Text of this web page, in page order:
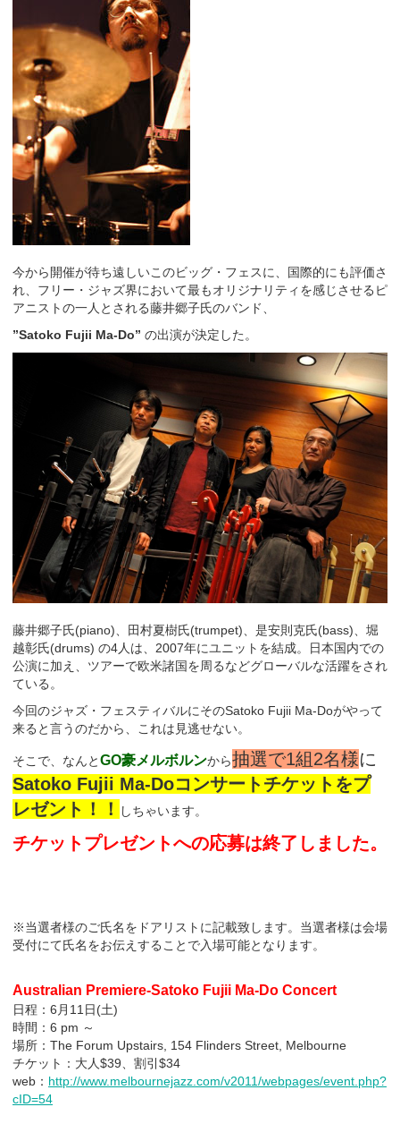
今から開催が待ち遠しいこのビッグ・フェスに、国際的にも評価さ
れ、フリー・ジャズ界において最もオリジナリティを感じさせるピ
アニストの一人とされる藤井郷子氏のバンド、
”Satoko Fujii Ma-Do” の出演が決定した。
藤井郷子氏(piano)、田村夏樹氏(trumpet)、是安則克氏(bass)、堀
越彰氏(drums) の4人は、2007年にユニットを結成。日本国内での
公演に加え、ツアーで欧米諸国を周るなどグローバルな活躍をされ
ている。
今回のジャズ・フェスティバルにそのSatoko Fujii Ma-Doがやって
来ると言うのだから、これは見逃せない。
そこで、なんとGO豪メルボルンから抽選で1組2名様に
Satoko Fujii Ma-Doコンサートチケットをプ
レゼント！！
しちゃいます。
チケットプレゼントへの応募は終了しました。
※当選者様のご氏名をドアリストに記載致します。当選者様は会場
受付にて氏名をお伝えすることで入場可能となります。
Australian Premiere-Satoko Fujii Ma-Do Concert
日程：6月11日(土)
時間：6 pm ～
場所：The Forum Upstairs, 154 Flinders Street, Melbourne
チケット：大人$39、割引$34
web： http://www.melbournejazz.com/v2011/webpages/event.php?
cID=54